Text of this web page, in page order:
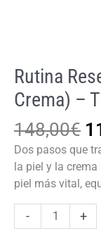
Rutina
Crema) –
148,00€ El
Dos pasos que
la piel y la
piel más vital,
-
Reset
+